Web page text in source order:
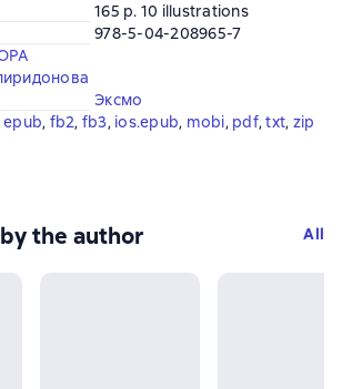
165 p. 10 illustrations
978-5-04-208965-7
Эксмо
epub, fb2, fb3, ios.epub, mobi, pdf, txt, zip
the author All